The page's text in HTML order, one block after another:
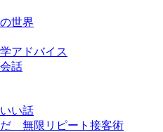
世界
アドバイス
話
い話
無限リピート接客術